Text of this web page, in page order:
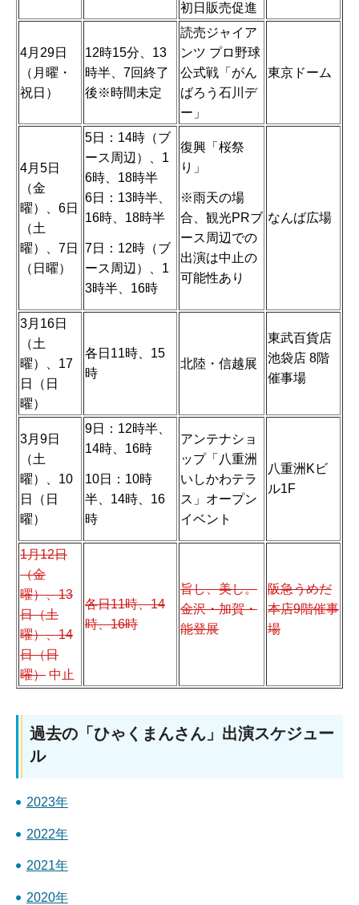
初日販売促進
4月29日
（月曜・
祝日）
12時15分、13
時半、7回終了
後※時間未定
読売ジャイア
ンツ プロ野球
公式戦「がん
ばろう石川デ
ー」
東京ドーム
4月5日
（金
曜）、6日
（土
曜）、7日
（日曜）
5日：14時（ブ
ース周辺）、1
6時、18時半
6日：13時半、
16時、18時半
7日：12時（ブ
ース周辺）、1
3時半、16時
復興「桜祭
り」
※雨天の場
合、観光PRブ
ース周辺での
出演は中止の
可能性あり
なんば広場
3月16日
（土
曜）、17
日（日
曜）
各日11時、15
時
北陸・信越展
東武百貨店
池袋店 8階
催事場
3月9日
（土
曜）、10
日（日
曜）
9日：12時半、
14時、16時
10日：10時
半、14時、16
時
アンテナショ
ップ「八重洲
いしかわテラ
ス」オープン
イベント
八重洲Kビ
ル1F
1月12日
（金
曜）、13
日（土
曜）、14
日（日
曜） 中止
各日11時、14
時、16時
旨し、美し。
金沢・加賀・
能登展
阪急うめだ
本店9階催事
場
過去の「ひゃくまんさん」出演スケジュー
ル
2023年
2022年
2021年
2020年